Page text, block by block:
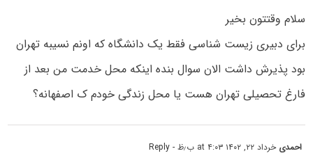
سلام وقتتون بخیر
برای دبیری زیست شناسی فقط یک دانشگاه که اونم نسیبه تهران
بود پذیرش داشت الان سوال بنده اینکه محل خدمت من بعد از
فارغ تحصیلی تهران هست یا محل زندگی خودم ک اصفهانه؟
احمدی خرداد ۲۲, ۱۴۰۲ at ۴:۰۳ ب٫ظ - Reply